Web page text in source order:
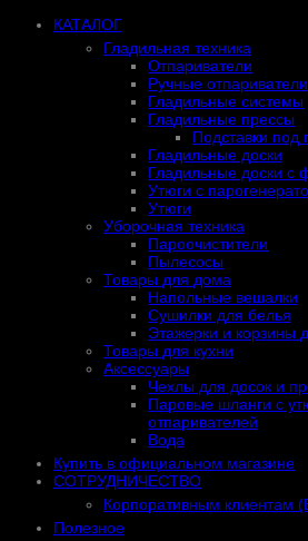
КАТАЛОГ
Гладильная техника
Отпариватели
Ручные отпариватели
Гладильные системы
Гладильные прессы
Подставки под
Гладильные доски
Гладильные доски с
Утюги с
Утюги
Уборочная техника
Пароочистители
Пылесосы
Товары для дома
Напольные вешалки
Сушилки для белья
Этажерки и корзины
Товары для кухни
Аксессуары
Чехлы для досок и
Паровые шланги с
отпаривателей
Вода
Купить в официальном магазине
СОТРУДНИЧЕСТВО
Корпоративным клиентам
Полезное